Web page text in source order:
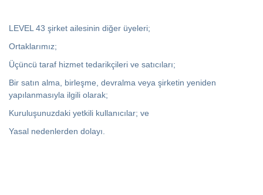
LEVEL 43 şirket ailesinin diğer üyeleri;
Ortaklarımız;
Üçüncü taraf hizmet tedarikçileri ve satıcıları;
Bir satın alma, birleşme, devralma veya şirketin yeniden
yapılanmasıyla ilgili olarak;
Kuruluşunuzdaki yetkili kullanıcılar; ve
Yasal nedenlerden dolayı.